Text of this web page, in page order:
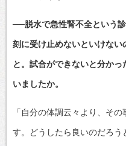
──脱水で急性腎不全という
刻に受け止めないといけな
と。試合ができないと分か
いましたか。
「自分の体調云々より、そ
す。どうしたら良いのだろう